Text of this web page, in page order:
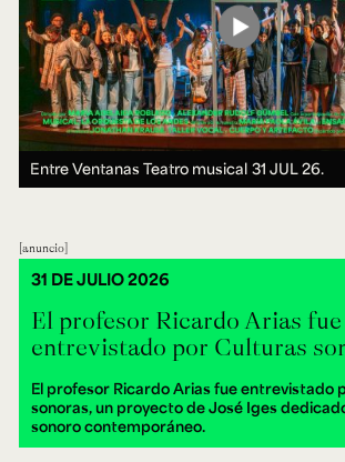
Entre Ventanas Teatro musical 31 JUL 26.
anuncio
El profesor Ricardo Arias fue
entrevistado por Culturas
El profesor Ricardo Arias fue entrevistado
sonoras, un proyecto de José Iges
sonoro contemporáneo.
31 DE JULIO 2026